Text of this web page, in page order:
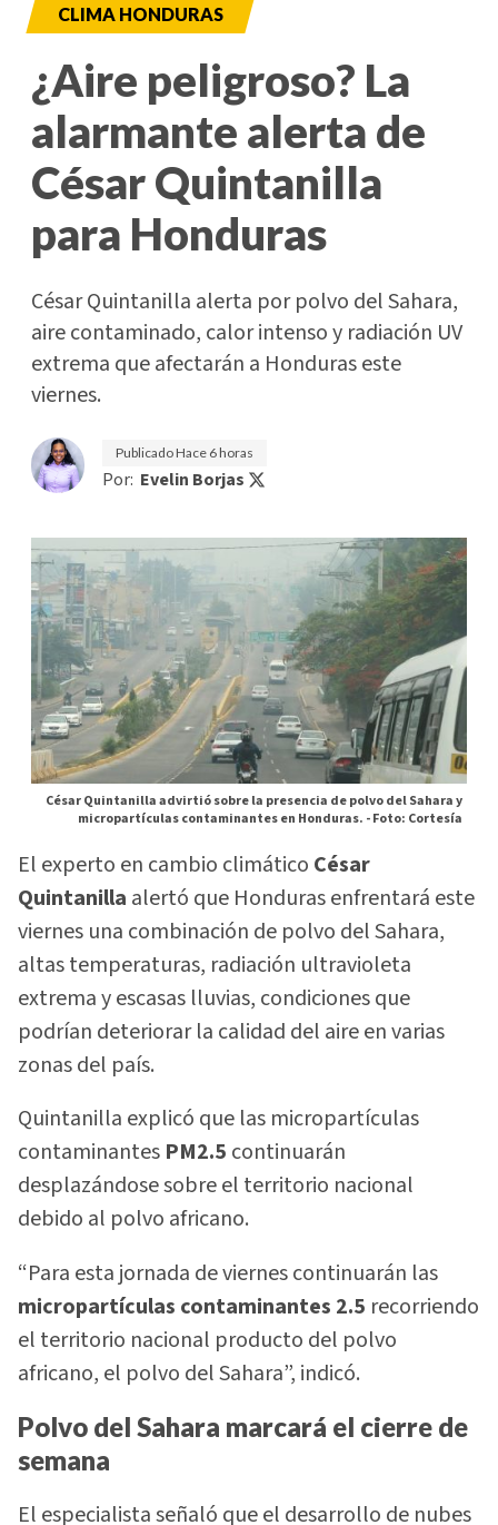
CLIMA HONDURAS
¿Aire peligroso? La
alarmante alerta de
César Quintanilla
para Honduras
César Quintanilla alerta por polvo del Sahara,
aire contaminado, calor intenso y radiación UV
extrema que afectarán a Honduras este
viernes.
PublicadoHace 6 horas
Por: Evelin Borjas
César Quintanilla advirtió sobre la presencia de polvo del Sahara y
micropartículas contaminantes en Honduras. -Foto: Cortesía
El experto en cambio climático César
Quintanilla alertó que Honduras enfrentará este
viernes una combinación de polvo del Sahara,
altas temperaturas, radiación ultravioleta
extrema y escasas lluvias, condiciones que
podrían deteriorar la calidad del aire en varias
zonas del país.
Quintanilla explicó que las micropartículas
contaminantes PM2.5 continuarán
desplazándose sobre el territorio nacional
debido al polvo africano.
“Para esta jornada de viernes continuarán las
micropartículas contaminantes 2.5 recorriendo
el territorio nacional producto del polvo
africano, el polvo del Sahara”, indicó.
Polvo del Sahara marcará el cierre de
semana
El especialista señaló que el desarrollo de nubes